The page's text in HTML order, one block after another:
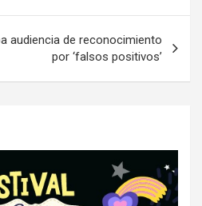
audiencia de reconocimiento
por ‘falsos positivos’